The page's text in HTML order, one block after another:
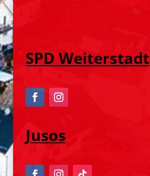
SPD Weiterstadt
Jusos